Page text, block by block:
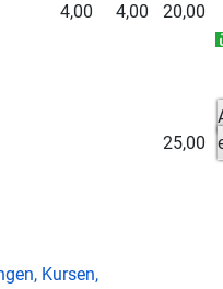
4,00 4,00 20,00
25,00
Kursen,